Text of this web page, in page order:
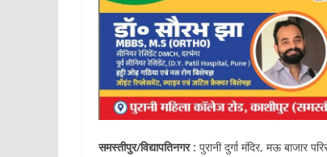
समस्तीपुर/विद्यापतिनगर : पुरानी दुर्गा मंदिर, मऊ बाजार